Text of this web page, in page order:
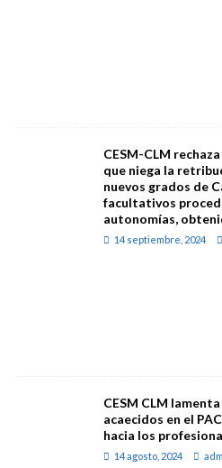
CESM-CLM
que niega la
nuevos grados de
facultativos
autonomías,
14 septiembre, 2024
CESM CLM
acaecidos en el
hacia los
14 agosto, 2024